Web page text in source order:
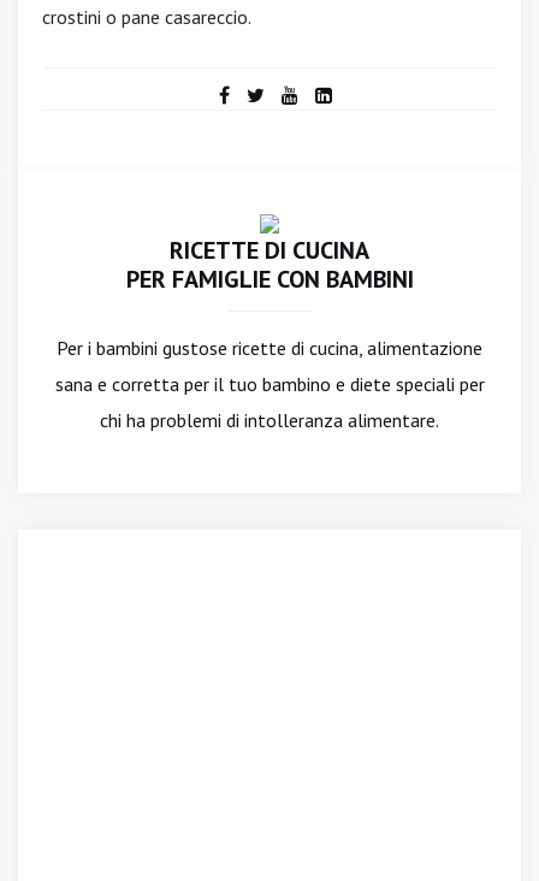
crostini o pane casareccio.
RICETTE DI CUCINA
PER FAMIGLIE CON BAMBINI
Per i bambini gustose ricette di cucina, alimentazione
sana e corretta per il tuo bambino e diete speciali per
chi ha problemi di intolleranza alimentare.